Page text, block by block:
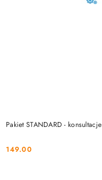
Pakiet STANDARD - konsultacje
Cena:
149.00